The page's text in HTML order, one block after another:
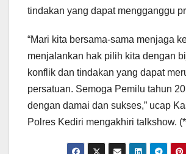
tindakan yang dapat mengganggu
“Mari kita bersama-sama menjaga
menjalankan hak pilih kita dengan
konflik dan tindakan yang dapat
persatuan. Semoga Pemilu tahun
dengan damai dan sukses,” ucap
Polres Kediri mengakhiri talkshow.